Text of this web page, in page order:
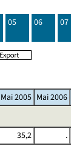
05 06 07
Mai 2005 Mai 2006
35,2 .